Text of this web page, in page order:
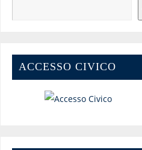
ACCESSO CIVICO